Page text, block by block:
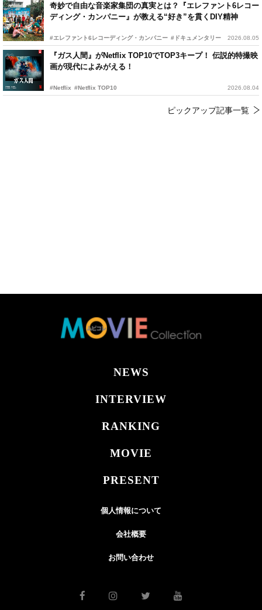
奇妙で自由な音楽家集団の真実とは？『エレファント6レコー
ディング・カンパニー』が教える“好き”を貫くDIY精神
#エレファント6レコーディング・カンパニー #ドキュメンタリー 2026.08.05
『ガス人間』がNetflix TOP10でTOP3キープ！ 伝説的特撮映
画が現代によみがえる！
#Netflix #Netflix TOP10 2026.08.04
ピックアップ記事一覧
NEWS
INTERVIEW
RANKING
MOVIE
PRESENT
個人情報について
会社概要
お問い合わせ